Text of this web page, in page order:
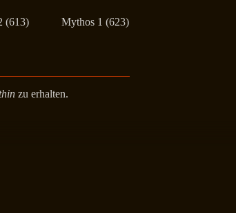
(613) Mythos 1 (623)
zu erhalten.